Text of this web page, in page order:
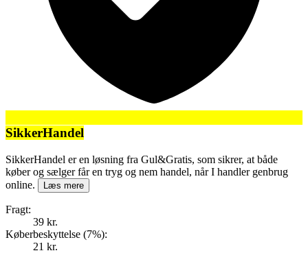
SikkerHandel
SikkerHandel er en løsning fra Gul&Gratis, som sikrer, at både
køber og sælger får en tryg og nem handel, når I handler genbrug
online.
Læs mere
Fragt:
39 kr.
Køberbeskyttelse (7%):
21 kr.